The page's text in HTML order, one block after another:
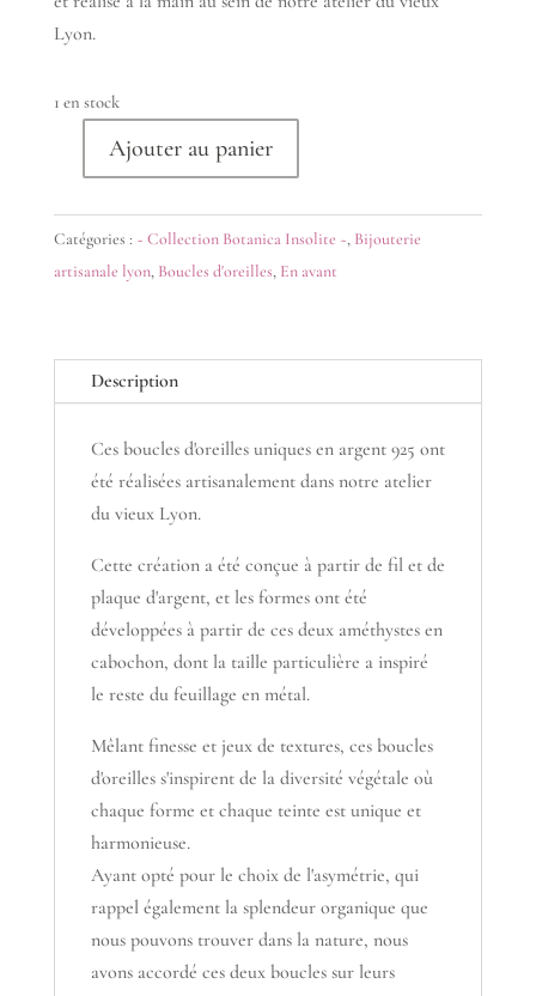
Lyon.
1 en stock
quantité
Collection
Botanica
Boucles
d'oreilles
Ajouter au panier
Catégories : ~ Collection Botanica Insolite ~, Bijouterie
artisanale lyon, Boucles d'oreilles, En avant
Description
Ces boucles d'oreilles uniques en argent 925 ont
été réalisées artisanalement dans notre atelier
du vieux Lyon.
Cette création a été conçue à partir de fil et de
plaque d'argent, et les formes ont été
développées à partir de ces deux améthystes en
cabochon, dont la taille particulière a inspiré
le reste du feuillage en métal.
Mêlant finesse et jeux de textures, ces boucles
d'oreilles s'inspirent de la diversité végétale où
chaque forme et chaque teinte est unique et
harmonieuse.
Ayant opté pour le choix de l'asymétrie, qui
rappel également la splendeur organique que
nous pouvons trouver dans la nature, nous
avons accordé ces deux boucles sur leurs